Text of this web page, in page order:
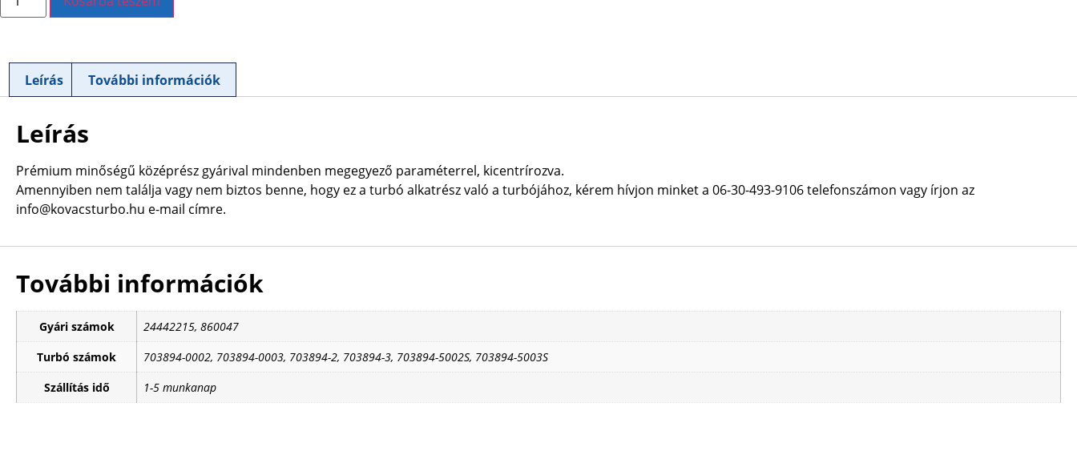
Leírás További információk
Leírás
Prémium minőségű középrész gyárival mindenben megegyező paraméterrel, kicentrírozva.
Amennyiben nem találja vagy nem biztos benne, hogy ez a turbó alkatrész való a turbójához, kérem hívjon minket a 06-30-493-9106 telefonszámon vagy írjon az
info@kovacsturbo.hu e-mail címre.
További információk
Gyári számok
24442215, 860047
Turbó számok
703894-0002, 703894-0003, 703894-2, 703894-3, 703894-5002S, 703894-5003S
Szállítás idő
1-5 munkanap